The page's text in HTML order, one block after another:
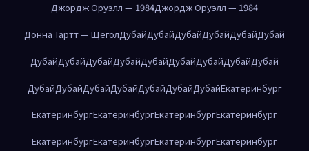
Джордж Оруэлл — 1984Джордж Оруэлл — 1984
Донна Тартт — ЩеголДубайДубайДубайДубайДубайДубай
ДубайДубайДубайДубайДубайДубайДубайДубайДубай
ДубайДубайДубайДубайДубайДубайДубайЕкатеринбург
ЕкатеринбургЕкатеринбургЕкатеринбургЕкатеринбург
ЕкатеринбургЕкатеринбургЕкатеринбургЕкатеринбург